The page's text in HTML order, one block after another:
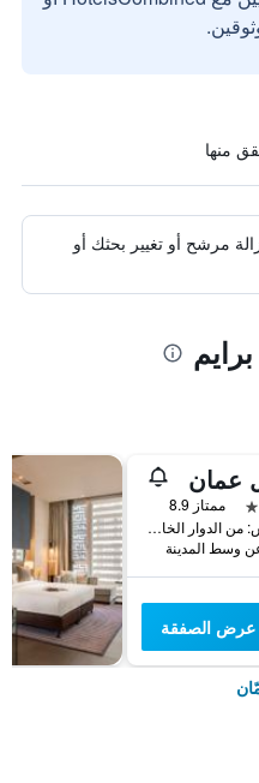
مرشح أو تغيير بحثك أو
عمان
ممتاز 8.9
الدوار الخامس: من الدوار الخامس باتجاه عبدون ثالث شارع فرعي عاليمين, عمّان, الأردن
عرض الصفقة